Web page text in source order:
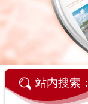
站内搜索：